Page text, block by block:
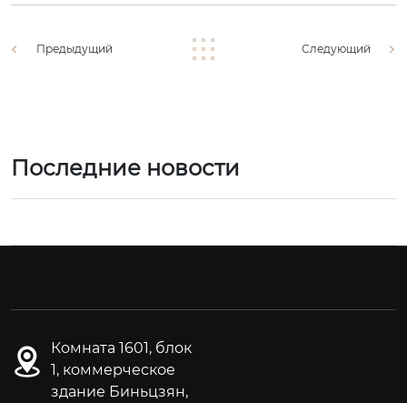
Предыдущий Следующий
Последние новости
Комната 1601, блок
1, коммерческое
здание Биньцзян,